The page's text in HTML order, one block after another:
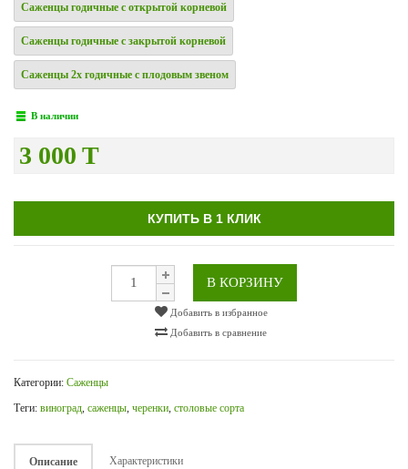
Саженцы годичные с открытой корневой
Саженцы годичные с закрытой корневой
Саженцы 2х годичные с плодовым звеном
В наличии
3 000 T
КУПИТЬ В 1 КЛИК
В КОРЗИНУ
Добавить в избранное
Добавить в сравнение
Категории: Саженцы
Теги: виноград, саженцы, черенки, столовые сорта
Описание Характеристики